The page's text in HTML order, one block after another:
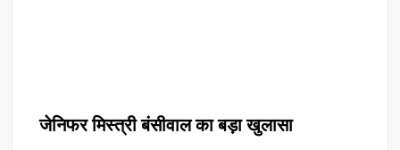
जेनिफर मिस्त्री बंसीवाल का बड़ा खुलासा